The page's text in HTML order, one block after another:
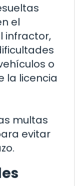
el
infractor,
o
la licencia
multas
evitar